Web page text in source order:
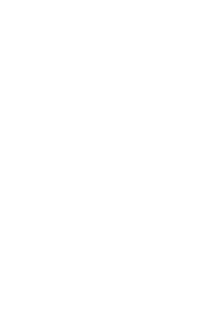
Шоколад
Какао
Taurus Grys структурная